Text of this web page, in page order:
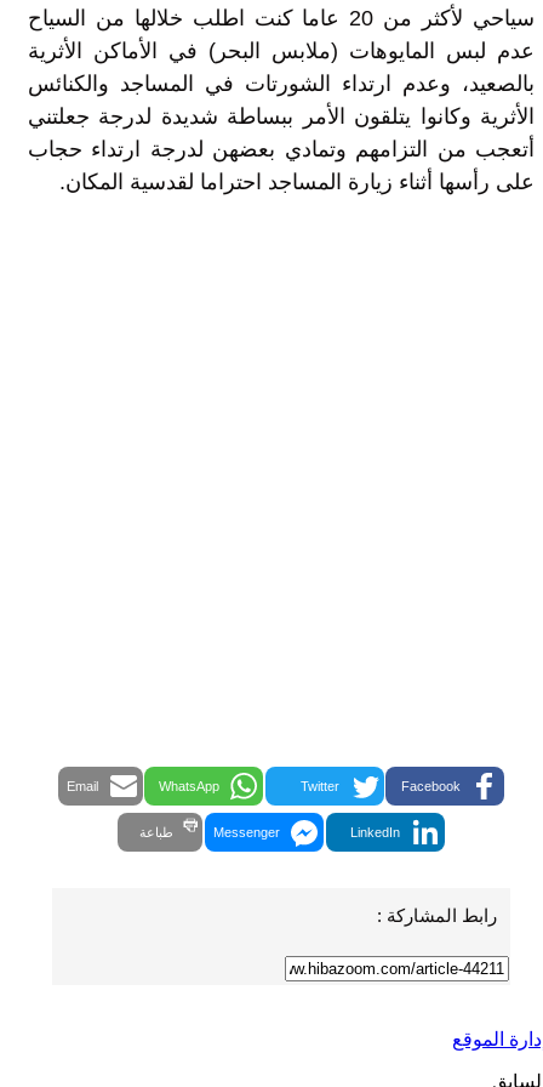
سياحي لأكثر من 20 عاما كنت اطلب خلالها من السياح
عدم لبس المايوهات (ملابس البحر) في الأماكن الأثرية
بالصعيد، وعدم ارتداء الشورتات في المساجد والكنائس
الأثرية وكانوا يتلقون الأمر ببساطة شديدة لدرجة جعلتني
أتعجب من التزامهم وتمادي بعضهن لدرجة ارتداء حجاب
على رأسها أثناء زيارة المساجد احتراما لقدسية المكان.
Facebook
Twitter
WhatsApp
Email
LinkedIn
Messenger طباعة
رابط المشاركة :
الموقع